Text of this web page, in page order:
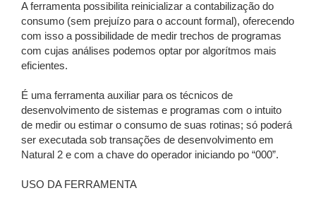
A ferramenta possibilita reinicializar a contabilização do
consumo (sem prejuízo para o account formal), oferecendo
com isso a possibilidade de medir trechos de programas
com cujas análises podemos optar por algorítmos mais
eficientes.
É uma ferramenta auxiliar para os técnicos de
desenvolvimento de sistemas e programas com o intuito
de medir ou estimar o consumo de suas rotinas; só poderá
ser executada sob transações de desenvolvimento em
Natural 2 e com a chave do operador iniciando po “000”.
USO DA FERRAMENTA